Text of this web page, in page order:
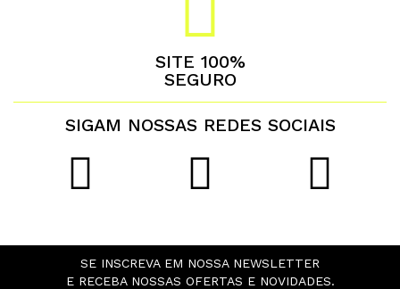
SITE 100%
SEGURO
SIGAM NOSSAS REDES SOCIAIS
SE INSCREVA EM NOSSA NEWSLETTER
E RECEBA NOSSAS OFERTAS E NOVIDADES.